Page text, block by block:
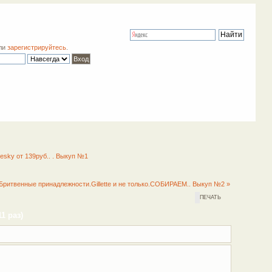
зарегистрируйтесь
от 139руб.. . Выкуп №1
Бритвенные принадлежности.Gillette и не только.СОБИРАЕМ.. Выкуп №2 »
ПЕЧАТЬ
раз)